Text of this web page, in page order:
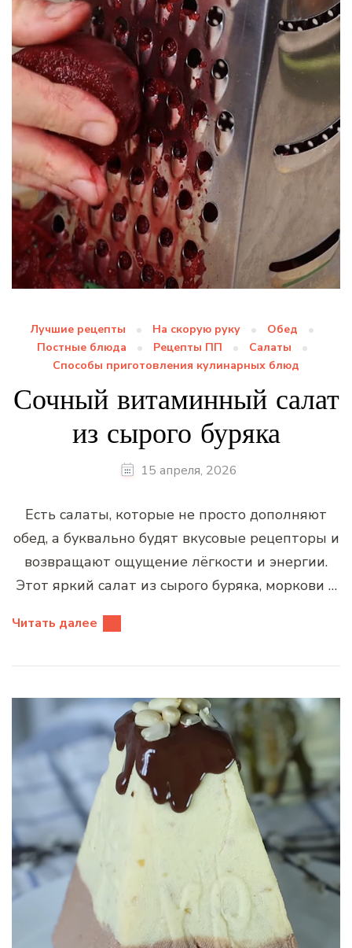
Лучшие рецепты На скорую руку
Обед
Постные блюда
Рецепты ПП
Салаты
Способы приготовления кулинарных блюд
Сочный витаминный салат
из сырого буряка
15 апреля, 2026
Есть салаты, которые не просто дополняют
обед, а буквально будят вкусовые рецепторы и
возвращают ощущение лёгкости и энергии.
Этот яркий салат из сырого буряка, моркови …
Читать далее